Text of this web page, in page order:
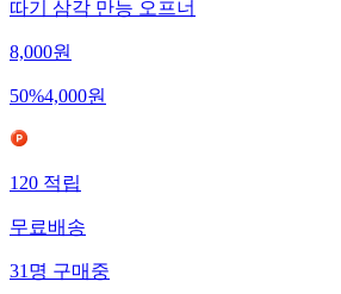
따기 삼각 만능 오프너
8,000원
50%4,000원
120적립
무료배송
31명구매중